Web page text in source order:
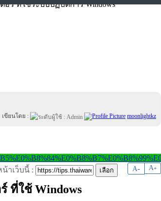
เขียนโดย :
moonlightkz
A- A+
าเว็บนี้ :
ที่ใช้ Windows